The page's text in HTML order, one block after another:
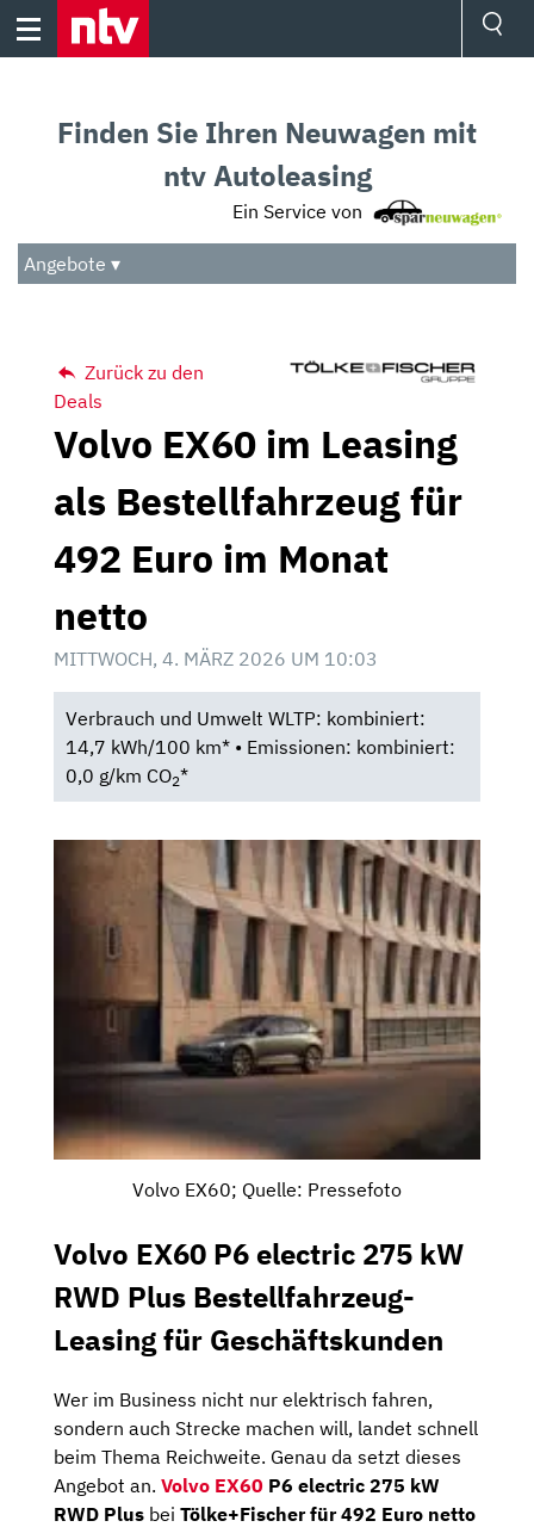
Skip
Audio
Das Beste
Finden Sie Ihren Neuwagen mit
ntv Autoleasing
Ein Service von
Angebote ▾
Zurück zu den
Deals
Volvo EX60 im Leasing
als Bestellfahrzeug für
492 Euro im Monat
netto
MITTWOCH, 4. MÄRZ 2026 UM 10:03
Verbrauch und Umwelt WLTP: kombiniert:
14,7 kWh/100 km* • Emissionen: kombiniert:
0,0 g/km CO2*
Volvo EX60; Quelle: Pressefoto
Volvo EX60 P6 electric 275 kW
RWD Plus Bestellfahrzeug-
Leasing für Geschäftskunden
Wer im Business nicht nur elektrisch fahren,
sondern auch Strecke machen will, landet schnell
beim Thema Reichweite. Genau da setzt dieses
Angebot an. Volvo EX60 P6 electric 275 kW
RWD Plus bei Tölke+Fischer für 492 Euro netto